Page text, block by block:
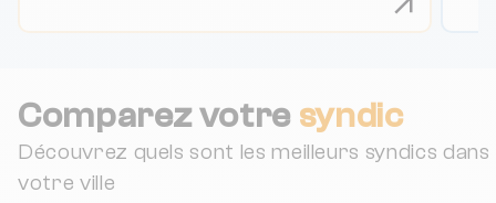
Comparez votre syndic
Découvrez quels sont les meilleurs syndics dans
votre ville